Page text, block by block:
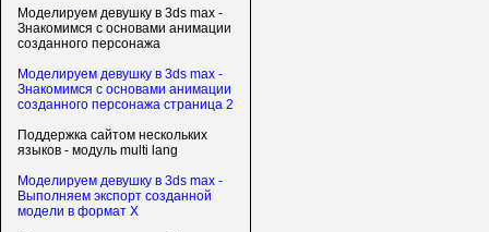
Моделируем девушку в 3ds max -
Знакомимся с основами анимации
созданного персонажа
Моделируем девушку в 3ds max -
Знакомимся с основами анимации
созданного персонажа страница 2
Поддержка сайтом нескольких
языков - модуль multi lang
Моделируем девушку в 3ds max -
Выполняем экспорт созданной
модели в формат X